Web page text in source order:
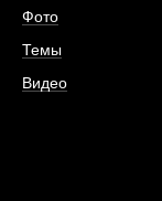
Фото
Темы
Видео